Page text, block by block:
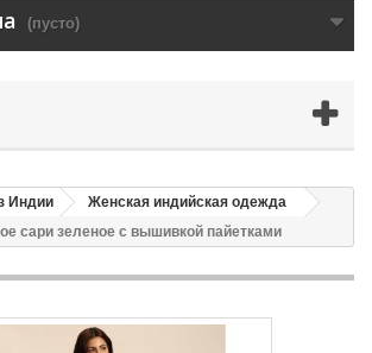
(пусто)
Индии
Женская индийская одежда
сари зеленое с вышивкой пайетками